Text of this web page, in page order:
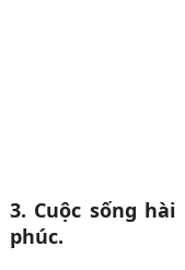
3. Cuộc sống
phúc.